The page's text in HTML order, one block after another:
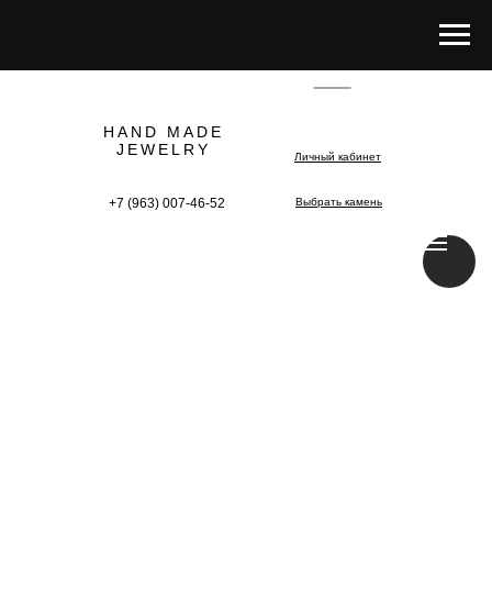
HAND MADE
JEWELRY
+7 (963) 007-46-52 Выбрать камень
Личный кабинет